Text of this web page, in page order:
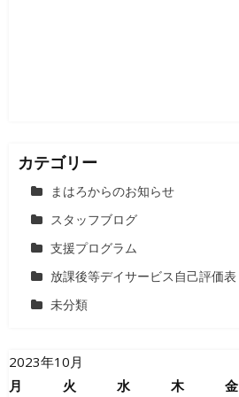
カテゴリー
まはろからのお知らせ
スタッフブログ
支援プログラム
放課後等デイサービス自己評価表
未分類
2023年10月
月
火 水 木 金